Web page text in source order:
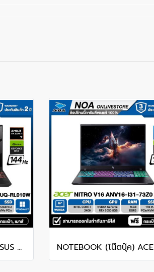
NOTEBOOK (โน้ตบุ๊ค) ASUS TUF GAMING A16 FA607NUQ-RL010W 16" FHD+ 144Hz/RYZEN 7 170/RAM 8GB/SSD 512GB/RTX4050 รับประกันซ่อมฟรีถึงบ้าน 2ปี